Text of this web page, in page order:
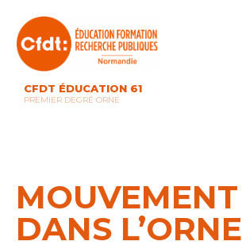
CFDT ÉDUCATION 61
PREMIER DEGRÉ ORNE
MOUVEMENT
DANS L’ORNE